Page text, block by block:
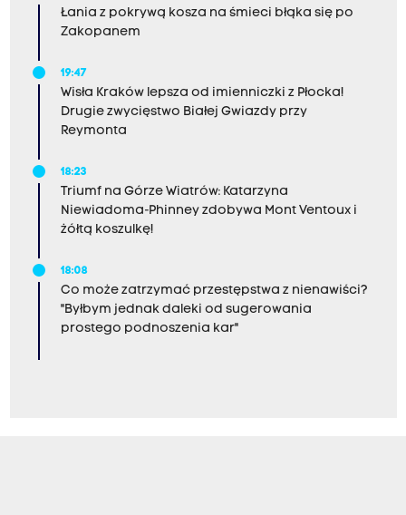
Łania z pokrywą kosza na śmieci błąka się po
Zakopanem
19:47
Wisła Kraków lepsza od imienniczki z Płocka!
Drugie zwycięstwo Białej Gwiazdy przy
Reymonta
18:23
Triumf na Górze Wiatrów: Katarzyna
Niewiadoma-Phinney zdobywa Mont Ventoux i
żółtą koszulkę!
18:08
Co może zatrzymać przestępstwa z nienawiści?
"Byłbym jednak daleki od sugerowania
prostego podnoszenia kar"